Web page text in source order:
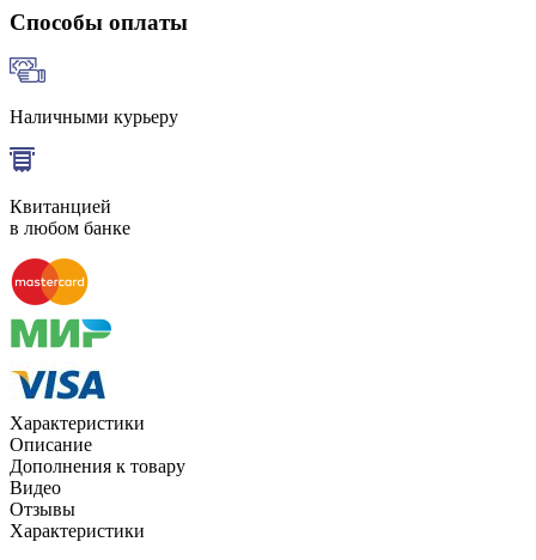
Способы оплаты
Наличными курьеру
Квитанцией
в любом банке
Характеристики
Описание
Дополнения к товару
Видео
Отзывы
Характеристики